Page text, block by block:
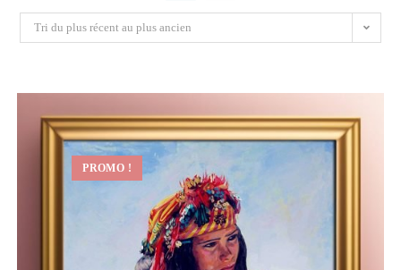
Tri du plus récent au plus ancien
PROMO !